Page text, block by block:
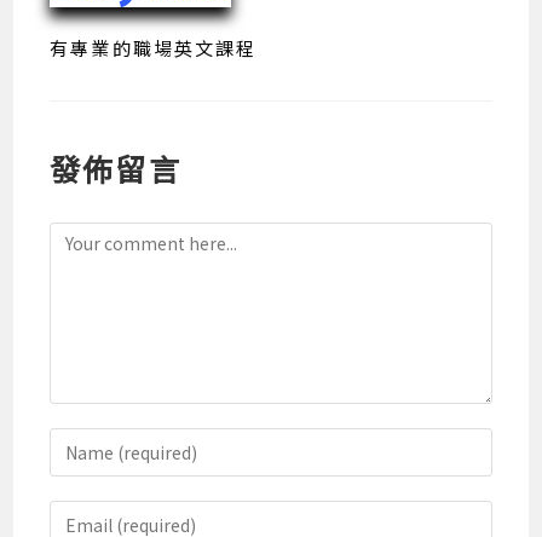
有專業的職場英文課程
發佈留言
Comment
Enter
your
name
or
Enter